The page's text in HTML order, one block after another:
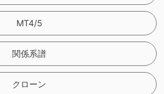
MT4/5
関係系譜
クローン